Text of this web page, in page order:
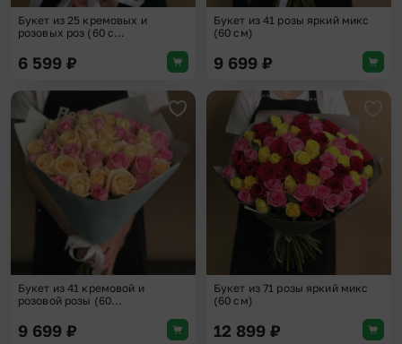
Букет из 25 кремовых и
розовых роз (60 с...
6 599 ₽
Букет из 41 розы яркий микс
(60 см)
9 699 ₽
Добавить в избранное
Букет из 41 кремовой и
розовой розы (60...
9 699 ₽
Букет из 71 розы яркий микс
(60 см)
12 899 ₽